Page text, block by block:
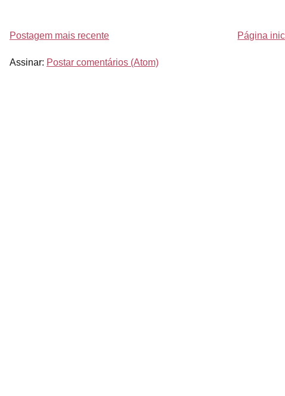
Postagem mais recente Página
Assinar: Postar comentários (Atom)